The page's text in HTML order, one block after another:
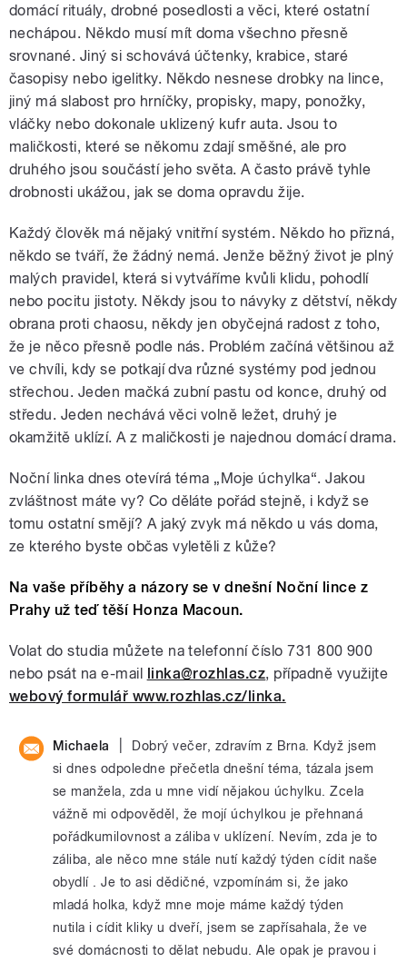
domácí rituály, drobné posedlosti a věci, které ostatní
nechápou. Někdo musí mít doma všechno přesně
srovnané. Jiný si schovává účtenky, krabice, staré
časopisy nebo igelitky. Někdo nesnese drobky na lince,
jiný má slabost pro hrníčky, propisky, mapy, ponožky,
vláčky nebo dokonale uklizený kufr auta. Jsou to
maličkosti, které se někomu zdají směšné, ale pro
druhého jsou součástí jeho světa. A často právě tyhle
drobnosti ukážou, jak se doma opravdu žije.
Každý člověk má nějaký vnitřní systém. Někdo ho přizná,
někdo se tváří, že žádný nemá. Jenže běžný život je plný
malých pravidel, která si vytváříme kvůli klidu, pohodlí
nebo pocitu jistoty. Někdy jsou to návyky z dětství, někdy
obrana proti chaosu, někdy jen obyčejná radost z toho,
že je něco přesně podle nás. Problém začíná většinou až
ve chvíli, kdy se potkají dva různé systémy pod jednou
střechou. Jeden mačká zubní pastu od konce, druhý od
středu. Jeden nechává věci volně ležet, druhý je
okamžitě uklízí. A z maličkosti je najednou domácí drama.
Noční linka dnes otevírá téma „Moje úchylka“. Jakou
zvláštnost máte vy? Co děláte pořád stejně, i když se
tomu ostatní smějí? A jaký zvyk má někdo u vás doma,
ze kterého byste občas vyletěli z kůže?
Na vaše příběhy a názory se v dnešní Noční lince z
Prahy už teď těší Honza Macoun.
Volat do studia můžete na telefonní číslo 731 800 900
nebo psát na e-mail linka@rozhlas.cz, případně využijte
webový formulář www.rozhlas.cz/linka.
Michaela
Dobrý večer, zdravím z Brna. Když jsem
si dnes odpoledne přečetla dnešní téma, tázala jsem
se manžela, zda u mne vidí nějakou úchylku. Zcela
vážně mi odpověděl, že mojí úchylkou je přehnaná
pořádkumilovnost a záliba v uklízení. Nevím, zda je to
záliba, ale něco mne stále nutí každý týden cídit naše
obydlí . Je to asi dědičné, vzpomínám si, že jako
mladá holka, když mne moje máme každý týden
nutila i cídit kliky u dveří, jsem se zapřísahala, že ve
své domácnosti to dělat nebudu. Ale opak je pravou i